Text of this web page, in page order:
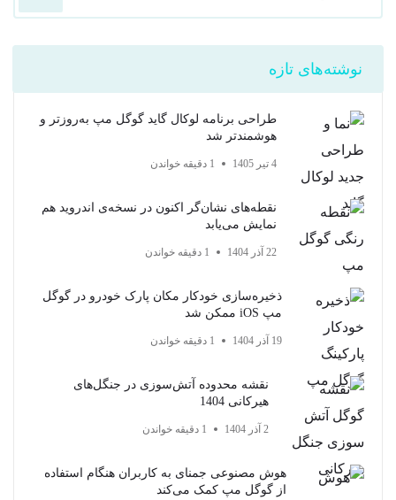
نوشته‌های تازه
طراحی برنامه لوکال گاید گوگل مپ به‌روزتر و
هوشمندتر شد
4 تیر 1405 1 دقیقه خواندن
نقطه‌های نشان‌گر اکنون در نسخه‌ی اندروید هم
نمایش می‌یابد
22 آذر 1404 1 دقیقه خواندن
ذخیره‌سازی خودکار مکان پارک خودرو در گوگل
مپ iOS ممکن شد
19 آذر 1404 1 دقیقه خواندن
نقشه محدوده آتش‌سوزی در جنگل‌های
هیرکانی 1404
2 آذر 1404 1 دقیقه خواندن
هوش مصنوعی جمنای به کاربران هنگام استفاده
از گوگل مپ کمک می‌کند